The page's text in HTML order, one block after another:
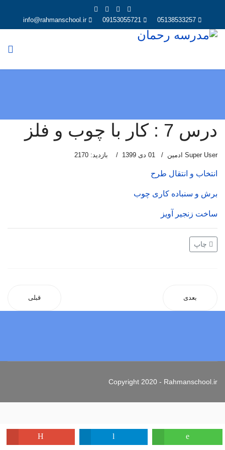
05138533257
09153055721
info@rahmanschool.ir
درس 7 : کار با چوب و فلز
Super User ادمین 01 دی 1399 بازدید: 2170
انتخاب و انتقال طرح
برش و سنباده کاری چوب
ساخت زنجیر آویز
چاپ
قبلی بعدی
Copyright 2020 - Rahmanschool.ir